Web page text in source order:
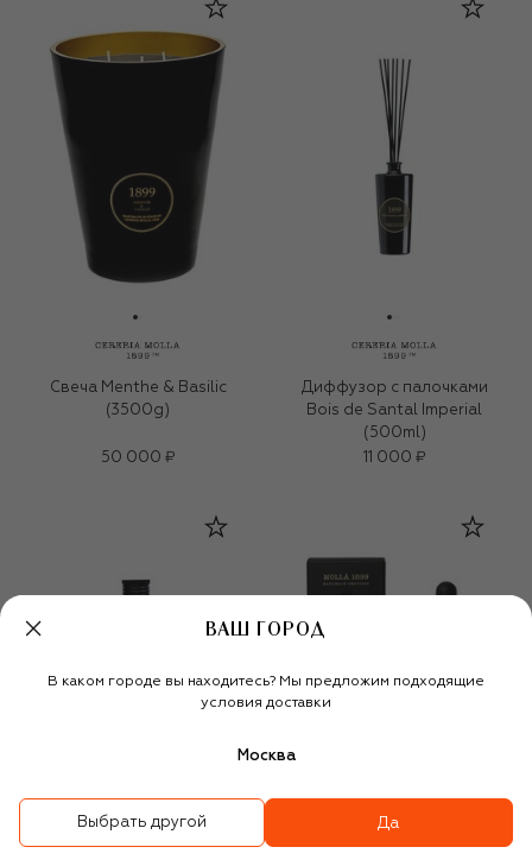
Свеча Menthe & Basilic
(3500g)
50 000 ₽
Диффузор с палочками
Bois de Santal Imperial
(500ml)
11 000 ₽
ВАШ ГОРОД
В каком городе вы находитесь? Мы предложим подходящие
условия доставки
Москва
Выбрать другой Да